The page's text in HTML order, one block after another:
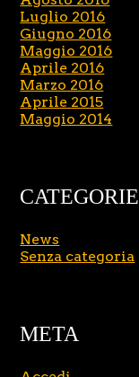
Luglio 2016
Giugno 2016
Maggio 2016
Aprile 2016
Marzo 2016
Aprile 2015
Maggio 2014
CATEGORIE
News
Senza categoria
META